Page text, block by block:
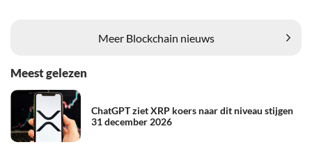
Meer Blockchain nieuws
Meest gelezen
ChatGPT ziet XRP koers naar dit niveau stijgen
31 december 2026